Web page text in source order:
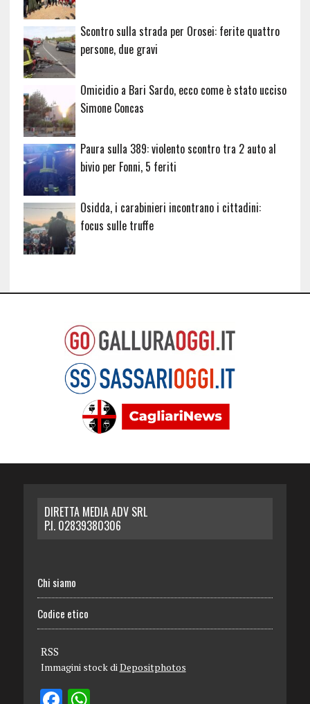
Scontro sulla strada per Orosei: ferite quattro
persone, due gravi
Omicidio a Bari Sardo, ecco come è stato ucciso
Simone Concas
Paura sulla 389: violento scontro tra 2 auto al
bivio per Fonni, 5 feriti
Osidda, i carabinieri incontrano i cittadini:
focus sulle truffe
DIRETTA MEDIA ADV SRL
P.I. 02839380306
Chi siamo
Codice etico
RSS
Immagini stock di Depositphotos